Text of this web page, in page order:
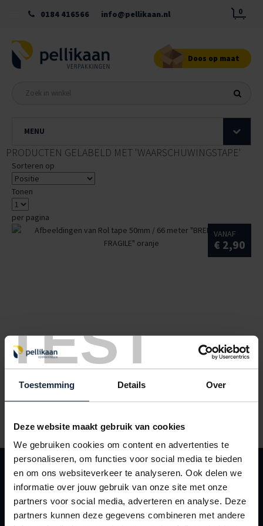
TEST
Toestemming Details Over
Deze website maakt gebruik van cookies
We gebruiken cookies om content en advertenties te
personaliseren, om functies voor social media te bieden
en om ons websiteverkeer te analyseren. Ook delen we
informatie over jouw gebruik van onze site met onze
partners voor social media, adverteren en analyse. Deze
partners kunnen deze gegevens combineren met andere
0184 416566 info@pellikaan.nl 0
Doos op maat
MENU
PRODUCTEN GELABELD MET 'WAARSCHUWINGSTAPE'
Sorteren op
Tonen
per pagina
VANAF
€ 2,90
KLANTENSERVICE
Contact
Leveringsvoorwaarden
Mijn Pellikaan